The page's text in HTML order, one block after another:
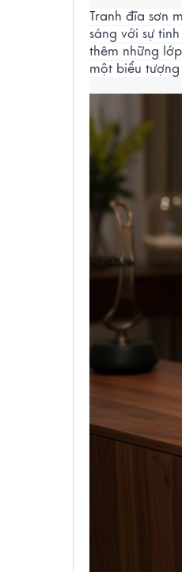
Tranh đĩa sơn
sáng với sự
thêm những
một biểu